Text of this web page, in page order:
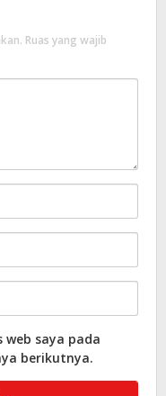
Ruas yang wajib
saya pada
berikutnya.